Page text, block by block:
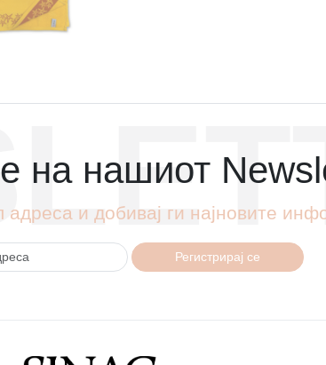
на нашиот
адреса и добивај ги најновите
Регистрирај се